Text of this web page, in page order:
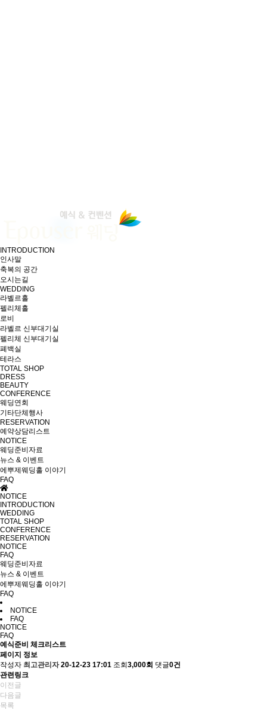
INTRODUCTION
인사말
축복의 공간
오시는길
WEDDING
라벨르홀
펠리체홀
로비
라벨르 신부대기실
펠리체 신부대기실
폐백실
테라스
TOTAL SHOP
DRESS
BEAUTY
CONFERENCE
웨딩연회
기타단체행사
RESERVATION
예약상담리스트
NOTICE
웨딩준비자료
뉴스 & 이벤트
에뿌제웨딩홀 이야기
FAQ
NOTICE
INTRODUCTION
WEDDING
TOTAL SHOP
CONFERENCE
RESERVATION
NOTICE
FAQ
웨딩준비자료
뉴스 & 이벤트
에뿌제웨딩홀 이야기
FAQ
NOTICE
FAQ
NOTICE
FAQ
예식준비 체크리스트
페이지 정보
작성자 최고관리자 20-12-23 17:01 조회 3,000회 댓글0건
관련링크
이전글
다음글
목록